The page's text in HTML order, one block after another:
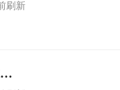
刷新
连续冲开机员（会架模，过料）